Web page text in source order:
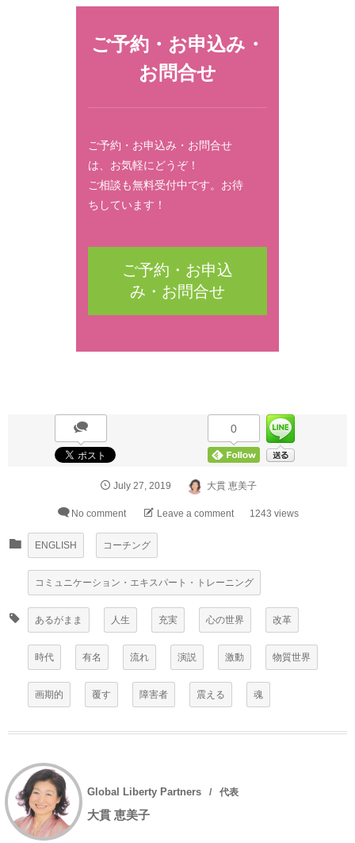
ご予約・お申込み・
お問合せ
ご予約・お申込み・お問合せ
は、お気軽にどうぞ！
ご相談も無料受付中です。お待
ちしています！
ご予約・お申込
み・お問合せ
0
July 27 2019 大貫 恵美子
No comment Leave a comment 1243 views
ENGLISH コーチング
コミュニケーション・エキスパート・トレーニング
あるがまま 人生 充実 心の世界 改革
時代 有名 流れ 演説 激動 物質世界
画期的 覆す 障害者 震える 魂
Global Liberty Partners 代表
大貫 恵美子